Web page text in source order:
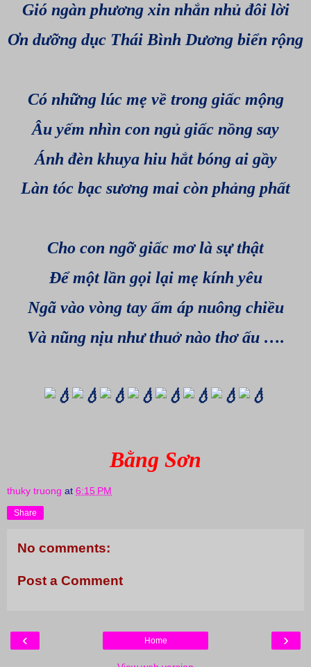
Gió ngàn phương xin nhắn nhủ đôi lời
Ơn dưỡng dục Thái Bình Dương biển rộng
Có những lúc mẹ về trong giấc mộng
Âu yếm nhìn con ngủ giấc nồng say
Ánh đèn khuya hiu hắt bóng ai gầy
Làn tóc bạc sương mai còn phảng phất
Cho con ngỡ giấc mơ là sự thật
Để một lần gọi lại mẹ kính yêu
Ngã vào vòng tay ấm áp nuông chiều
Và nũng nịu như thuở nào thơ ấu ….
Bằng Sơn
thuky truong at 6:15 PM
Share
No comments:
Post a Comment
‹ ›
Home